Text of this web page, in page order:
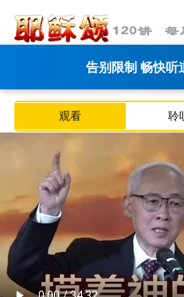
告别限制 畅快听
观看 聆